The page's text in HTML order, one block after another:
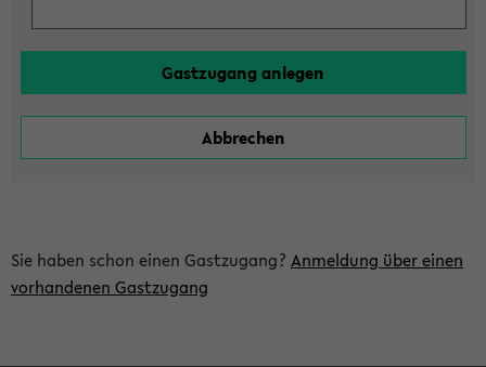
Sie haben schon einen Gastzugang? Anmeldung über einen
vorhandenen Gastzugang